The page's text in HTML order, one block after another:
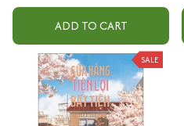
NGA ĐEN
ADD TO CART
SALE